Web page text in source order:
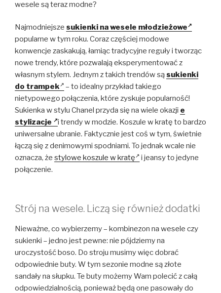
wesele są teraz modne?
Najmodniejsze sukienki na wesele młodzieżowe
popularne w tym roku. Coraz częściej modowe
konwencje zaskakują, łamiąc tradycyjne reguły i tworząc
nowe trendy, które pozwalają eksperymentować z
własnym stylem. Jednym z takich trendów sąsukienki
do trampek
– to idealny przykład takiego
nietypowego połączenia, które zyskuje popularność!
Sukienka w stylu Chanel przyda się na wiele okazji e
stylizacje
i trendy w modzie. Koszule w kratę to bardzo
uniwersalne ubranie. Faktycznie jest coś w tym, świetnie
łączą się z denimowymi spodniami. To jednak wcale nie
oznacza, że stylowe koszule w kratę
i jeansy to jedyne
połączenie.
Strój na wesele. Liczą się również dodatki
Nieważne, co wybierzemy – kombinezon na wesele czy
sukienki – jedno jest pewne: nie pójdziemy na
uroczystość boso. Do stroju musimy więc dobrać
odpowiednie buty. W tym sezonie modne są złote
sandały na słupku. Te buty możemy Wam polecić z całą
odpowiedzialnością, ponieważ będą one pasowały do